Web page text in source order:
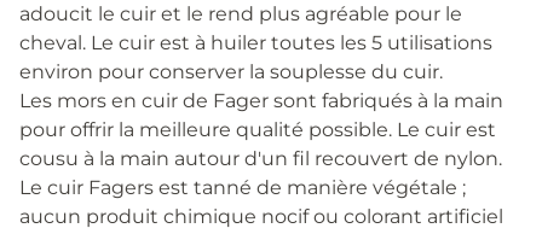
adoucit le cuir et le rend plus agréable pour le
cheval. Le cuir est à huiler toutes les 5 utilisations
environ pour conserver la souplesse du cuir.
Les mors en cuir de Fager sont fabriqués à la main
pour offrir la meilleure qualité possible. Le cuir est
cousu à la main autour d'un fil recouvert de nylon.
Le cuir Fagers est tanné de manière végétale ;
aucun produit chimique nocif ou colorant artificiel